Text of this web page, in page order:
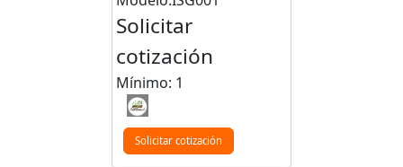
Solicitar
cotización
Mínimo: 1
Solicitar cotización